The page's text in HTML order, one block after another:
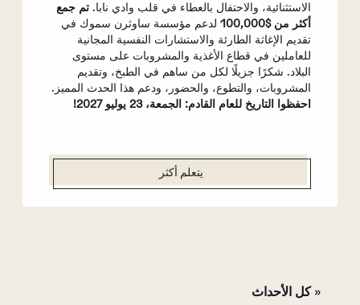
الاستثنائية، والاحتفال بالعطاء في قلب وادي نابا. تم جمع
أكثر من $100,000
لدعم مؤسسة ساوثرن سموك في
تقديم الإغاثة الطارئة والاستشارات النفسية المجانية
للعاملين في قطاع الأغذية والمشروبات على مستوى
البلاد. شكرًا جزيلًا لكل من ساهم في الطبخ، وتقديم
المشروبات، والتطوع، والحضور، ودعم هذا الحدث المميز.
احفظوا التاريخ للعام القادم: الجمعة، 23 يوليو 2027!
يتعلم أكثر
« كل الأحداث